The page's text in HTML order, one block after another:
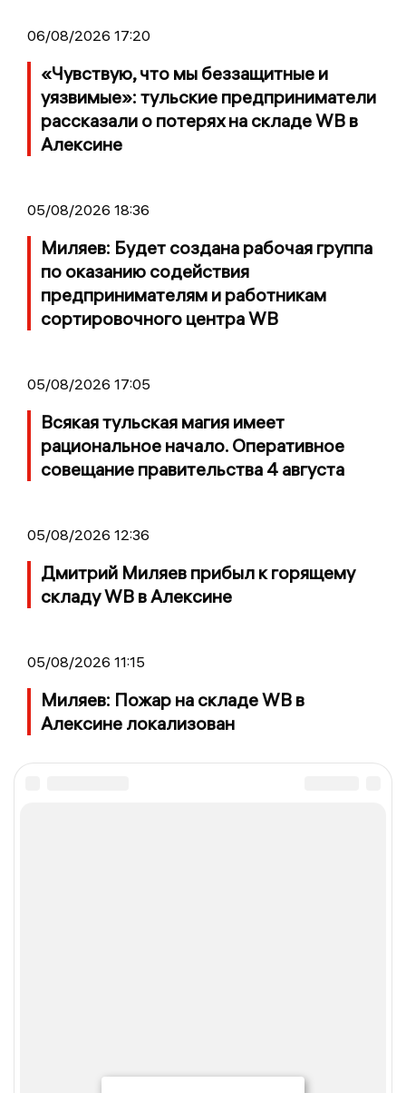
06/08/2026 17:20
«Чувствую, что мы беззащитные и
уязвимые»: тульские предприниматели
рассказали о потерях на складе WB в
Алексине
05/08/2026 18:36
Миляев: Будет создана рабочая группа
по оказанию содействия
предпринимателям и работникам
сортировочного центра WB
05/08/2026 17:05
Всякая тульская магия имеет
рациональное начало. Оперативное
совещание правительства 4 августа
05/08/2026 12:36
Дмитрий Миляев прибыл к горящему
складу WB в Алексине
05/08/2026 11:15
Миляев: Пожар на складе WB в
Алексине локализован